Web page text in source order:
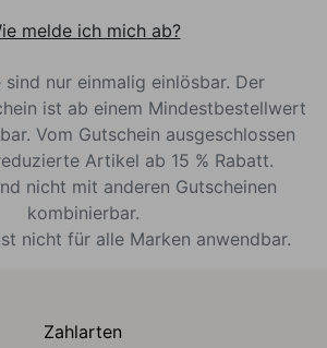
melde ich mich ab?
sind nur einmalig einlösbar. Der
ist ab einem Mindestbestellwert
Vom Gutschein ausgeschlossen
Artikel ab 15 % Rabatt.
nicht mit anderen Gutscheinen
kombinierbar.
nicht für alle Marken anwendbar.
Zahlarten